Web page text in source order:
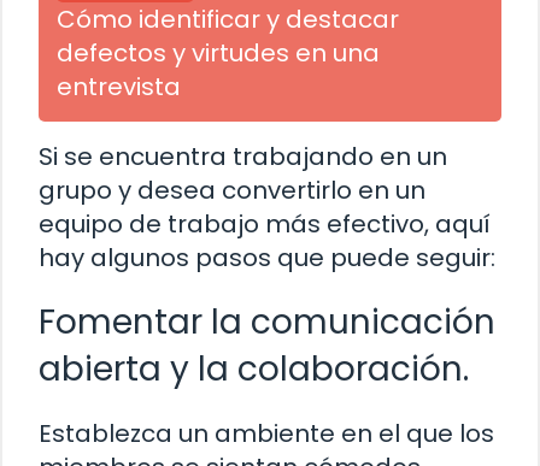
Cómo identificar y destacar
defectos y virtudes en una
entrevista
Si se encuentra trabajando en un
grupo y desea convertirlo en un
equipo de trabajo más efectivo, aquí
hay algunos pasos que puede seguir:
Fomentar la comunicación
abierta y la colaboración.
Establezca un ambiente en el que los